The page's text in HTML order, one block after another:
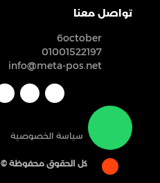
تواصل معنا
6october
01001522197
info@meta-pos.net
سياسة الخصوصية
كل الحقوق محفوظة ©